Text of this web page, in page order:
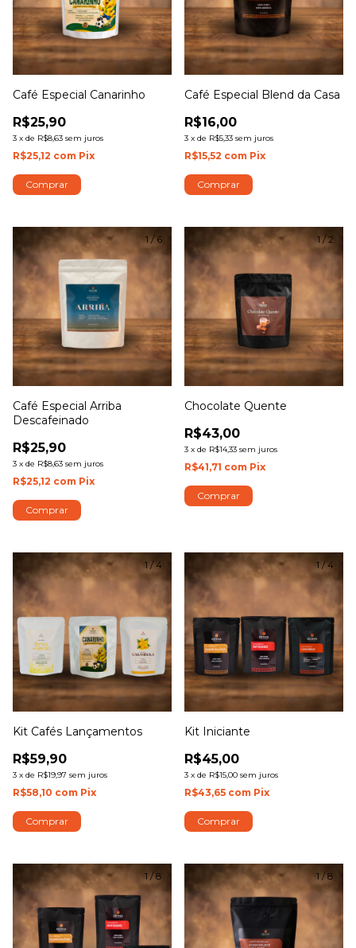
Café Especial Canarinho
R$25,90
3 x de R$8,63 sem juros
R$25,12 com Pix
Comprar
Café Especial Blend da Casa
R$16,00
3 x de R$5,33 sem juros
R$15,52 com Pix
Comprar
1/6
Café Especial Arriba
Descafeinado
R$25,90
3 x de R$8,63 sem juros
R$25,12 com Pix
Comprar
1/2
Chocolate Quente
R$43,00
3 x de R$14,33 sem juros
R$41,71 com Pix
Comprar
1/4
Kit Cafés Lançamentos
R$59,90
3 x de R$19,97 sem juros
R$58,10 com Pix
Comprar
1/4
Kit Iniciante
R$45,00
3 x de R$15,00 sem juros
R$43,65 com Pix
Comprar
1/8 1/8